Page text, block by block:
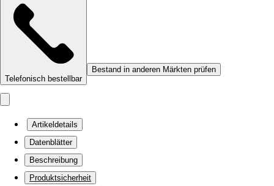
Telefonisch bestellbar
Bestand in anderen Märkten prüfen
Artikeldetails
Datenblätter
Beschreibung
Produktsicherheit